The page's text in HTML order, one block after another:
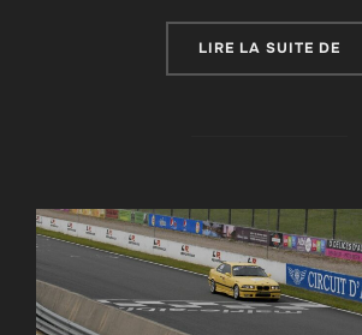
LIRE LA SUITE DE